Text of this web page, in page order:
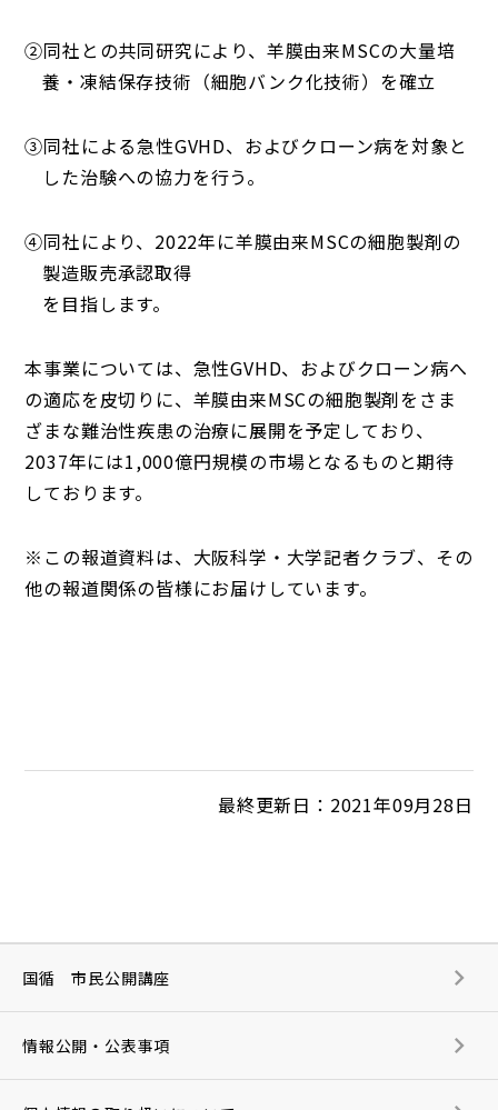
②同社との共同研究により、羊膜由来MSCの大量培
養・凍結保存技術（細胞バンク化技術）を確立
③同社による急性GVHD、およびクローン病を対象と
した治験への協力を行う。
④同社により、2022年に羊膜由来MSCの細胞製剤の
製造販売承認取得
を目指します。
本事業については、急性GVHD、およびクローン病へ
の適応を皮切りに、羊膜由来MSCの細胞製剤をさま
ざまな難治性疾患の治療に展開を予定しており、
2037年には1,000億円規模の市場となるものと期待
しております。
※この報道資料は、大阪科学・大学記者クラブ、その
他の報道関係の皆様にお届けしています。
最終更新日：2021年09月28日
国循 市民公開講座
情報公開・公表事項